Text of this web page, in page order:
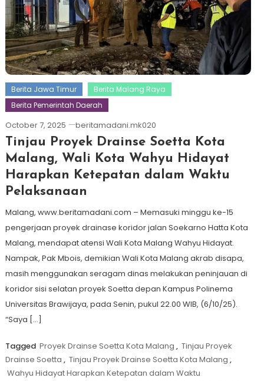
Berita Jawa Timur
Berita Malang Raya
Berita Pemerintah Daerah
October 7, 2025 beritamadani.mk020
Tinjau Proyek Drainse Soetta Kota
Malang, Wali Kota Wahyu Hidayat
Harapkan Ketepatan dalam Waktu
Pelaksanaan
Malang, www.beritamadani.com – Memasuki minggu ke-15
pengerjaan proyek drainase koridor jalan Soekarno Hatta Kota
Malang, mendapat atensi Wali Kota Malang Wahyu Hidayat.
Nampak, Pak Mbois, demikian Wali Kota Malang akrab disapa,
masih menggunakan seragam dinas melakukan peninjauan di
koridor sisi selatan proyek Soetta depan Kampus Polinema
Universitas Brawijaya, pada Senin, pukul 22.00 WIB, (6/10/25).
“Saya […]
Tagged Proyek Drainse Soetta Kota Malang , Tinjau Proyek
Drainse Soetta , Tinjau Proyek Drainse Soetta Kota Malang ,
Wahyu Hidayat Harapkan Ketepatan dalam Waktu